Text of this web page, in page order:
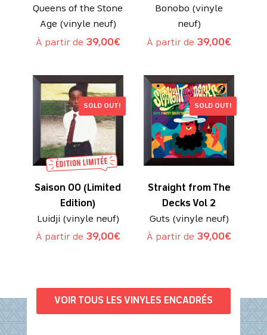
Queens of the Stone
Age (vinyle neuf)
À partir de 39,00€
Bonobo (vinyle
neuf)
À partir de 39,00€
SOLD OUT!
Saison 00 (Limited
Edition)
Luidji (vinyle neuf)
À partir de 39,00€
SOLD OUT!
Straight from The
Decks Vol 2
Guts (vinyle neuf)
À partir de 39,00€
VOIR TOUS LES VINYLES ENCADRÉS